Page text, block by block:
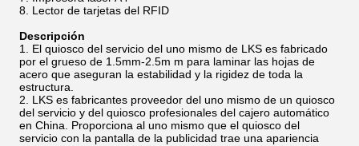
Lector de tarjetas del RFID
Descripción
El quiosco del servicio del uno mismo de LKS es fabricado
por el grueso de 1.5mm-2.5m m para laminar las hojas de
acero que aseguran la estabilidad y la rigidez de toda la
estructura.
LKS es fabricantes proveedor del uno mismo de un quiosco
del servicio y del quiosco profesionales del cajero automático
en China. Proporciona al uno mismo que el quiosco del
servicio con la pantalla de la publicidad trae una apariencia